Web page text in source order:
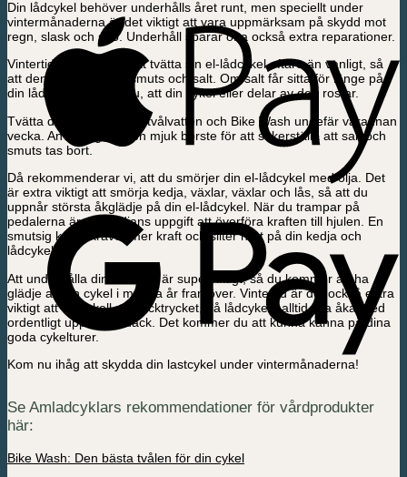
Din lådcykel behöver underhålls året runt, men speciellt under
vintermånaderna är det viktigt att vara uppmärksam på skydd mot
regn, slask och snö. Underhåll sparar ofta också extra reparationer.
Vintertid är det viktigt att tvätta sin el-lådcykel oftare än vanligt, så
att den hålls ren från smuts och salt. Om salt får sitta för länge på
din lådcykel riskerar du, att din cykel eller delar av den rostar.
Tvätta din lådcykel med tvålvatten och Bike Wash ungefär varannan
vecka. Använd gärna en mjuk borste för att säkerställa att salt och
smuts tas bort.
Då rekommenderar vi, att du smörjer din el-lådcykel med olja. Det
är extra viktigt att smörja kedja, växlar, växlar och lås, så att du
uppnår största åkglädje på din el-lådcykel. När du trampar på
pedalerna är det kedjans uppgift att överföra kraften till hjulen. En
smutsig kedja kräver mer kraft och sliter hårt på din kedja och
lådcykel.
Att underhålla din lådcykel är superviktigt, så du kommer att ha
glädje av din cykel i många år framöver. Vintertid är det också extra
viktigt att hålla koll på däcktrycket, då lådcykeln alltid ska åka med
ordentligt uppblåsta däck. Det kommer du att kunna känna på dina
goda cykelturer.
Kom nu ihåg att skydda din lastcykel under vintermånaderna!
Se Amladcyklars rekommendationer för vårdprodukter
här:
Bike Wash: Den bästa tvålen för din cykel